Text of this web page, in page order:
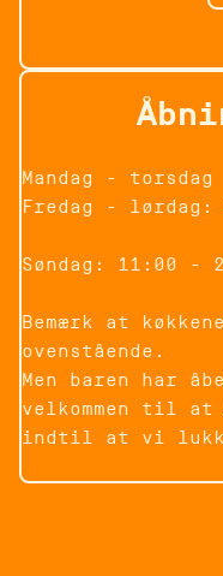
Tel:
Mandag -
Fredag - lørdag:
Søndag: 11:00 -
Bemærk at
ovenstående.
Men baren har
velkommen til
indtil at vi